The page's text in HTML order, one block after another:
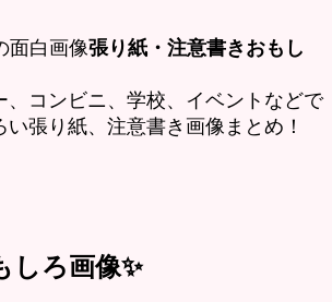
面白画像張り紙・注意書きおもし
、コンビニ、学校、イベントなどで
い張り紙、注意書き画像まとめ！
しろ画像✨